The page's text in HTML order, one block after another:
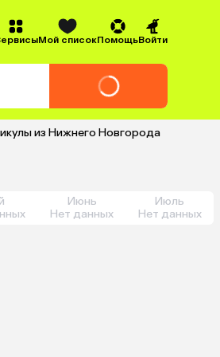
Мой списокПомощьВойти
из Нижнего Новгорода
Июнь
Нет данных
Июль
Нет данных